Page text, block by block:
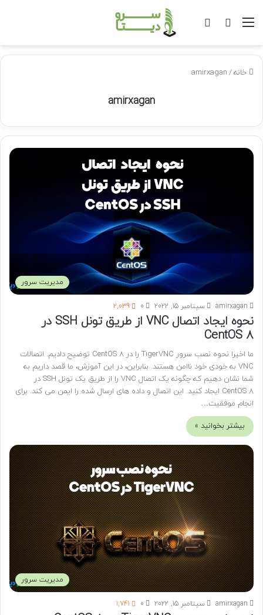
منو
جستجو
خانه/
amirxagan
amirxagan
مدیریت سرور
amirxagan سپتامبر 15, 2022 0
2,039
نحوه ایجاد اتصال VNC از طریق تونل SSH در
CentOS 8
ما اخیرا نحوه نصب سرور TigerVNC را در CentOS 8 توضیح دادیم. اتصالات
VNC به خودی خود ناامن هستند. بنابراین، در این آموزش، ما قصد داریم به
شما نشان دهیم که چگونه یک اتصال VNC را از طریق یک تونل SSH در
CentOS 8 ایجاد کنید. این اتصال و داده های ارسال شده را ایمن می کند. برای
انجام موفقیت…
بیشتر بخوانید »
مدیریت سرور
amirxagan سپتامبر 15, 2022 0
1,741